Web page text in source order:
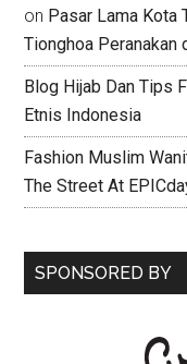
on Pasar Lama Kota
Tionghoa Peranakan
Blog Hijab Dan Tips
Etnis Indonesia
Fashion Muslim
The Street At
SPONSORED BY